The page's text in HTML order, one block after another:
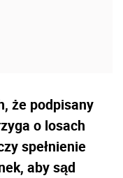
że podpisany
o losach
spełnienie
aby sąd